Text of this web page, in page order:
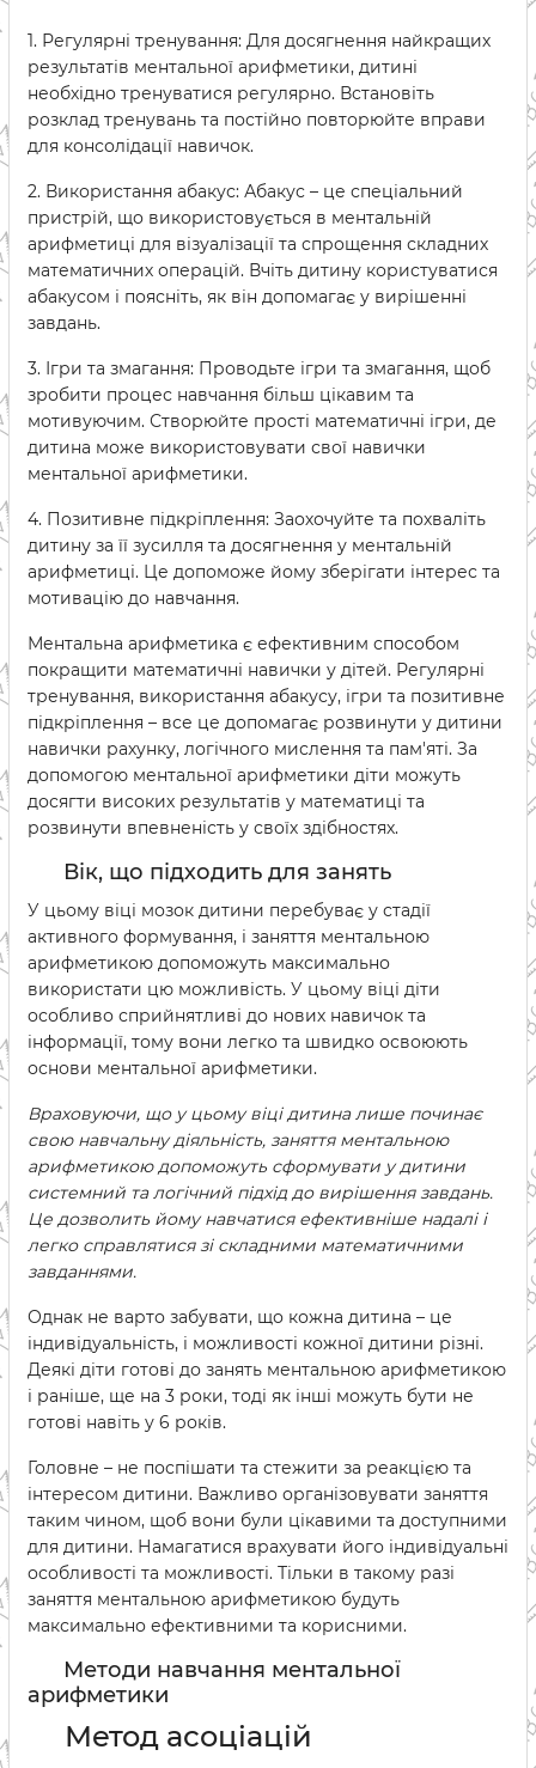
1. Регулярні тренування: Для досягнення найкращих
результатів ментальної арифметики, дитині
необхідно тренуватися регулярно. Встановіть
розклад тренувань та постійно повторюйте вправи
для консолідації навичок.
2. Використання абакус: Абакус – це спеціальний
пристрій, що використовується в ментальній
арифметиці для візуалізації та спрощення складних
математичних операцій. Вчіть дитину користуватися
абакусом і поясніть, як він допомагає у вирішенні
завдань.
3. Ігри та змагання: Проводьте ігри та змагання, щоб
зробити процес навчання більш цікавим та
мотивуючим. Створюйте прості математичні ігри, де
дитина може використовувати свої навички
ментальної арифметики.
4. Позитивне підкріплення: Заохочуйте та похваліть
дитину за її зусилля та досягнення у ментальній
арифметиці. Це допоможе йому зберігати інтерес та
мотивацію до навчання.
Ментальна арифметика є ефективним способом
покращити математичні навички у дітей. Регулярні
тренування, використання абакусу, ігри та позитивне
підкріплення – все це допомагає розвинути у дитини
навички рахунку, логічного мислення та пам'яті. За
допомогою ментальної арифметики діти можуть
досягти високих результатів у математиці та
розвинути впевненість у своїх здібностях.
Вік, що підходить для занять
У цьому віці мозок дитини перебуває у стадії
активного формування, і заняття ментальною
арифметикою допоможуть максимально
використати цю можливість. У цьому віці діти
особливо сприйнятливі до нових навичок та
інформації, тому вони легко та швидко освоюють
основи ментальної арифметики.
Враховуючи, що у цьому віці дитина лише починає
свою навчальну діяльність, заняття ментальною
арифметикою допоможуть сформувати у дитини
системний та логічний підхід до вирішення завдань.
Це дозволить йому навчатися ефективніше надалі і
легко справлятися зі складними математичними
завданнями.
Однак не варто забувати, що кожна дитина – це
індивідуальність, і можливості кожної дитини різні.
Деякі діти готові до занять ментальною арифметикою
і раніше, ще на 3 роки, тоді як інші можуть бути не
готові навіть у 6 років.
Головне – не поспішати та стежити за реакцією та
інтересом дитини. Важливо організовувати заняття
таким чином, щоб вони були цікавими та доступними
для дитини. Намагатися врахувати його індивідуальні
особливості та можливості. Тільки в такому разі
заняття ментальною арифметикою будуть
максимально ефективними та корисними.
Методи навчання ментальної
арифметики
Метод асоціацій